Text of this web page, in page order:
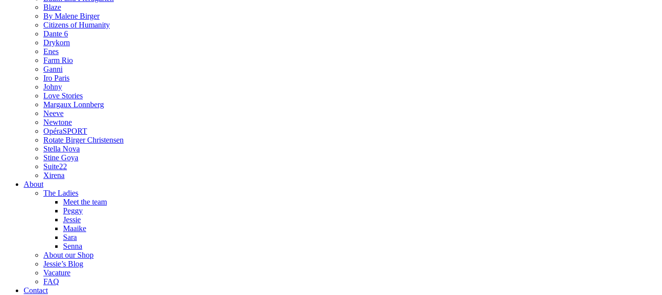
Blaze
By Malene Birger
Citizens of Humanity
Dante 6
Drykorn
Enes
Farm Rio
Ganni
Iro Paris
Johny
Love Stories
Margaux Lonnberg
Neeve
Newtone
OpéraSPORT
Rotate Birger Christensen
Stella Nova
Stine Goya
Suite22
Xirena
About
The Ladies
Meet the team
Peggy
Jessie
Maaike
Sara
Senna
About our Shop
Jessie’s Blog
Vacature
FAQ
Contact